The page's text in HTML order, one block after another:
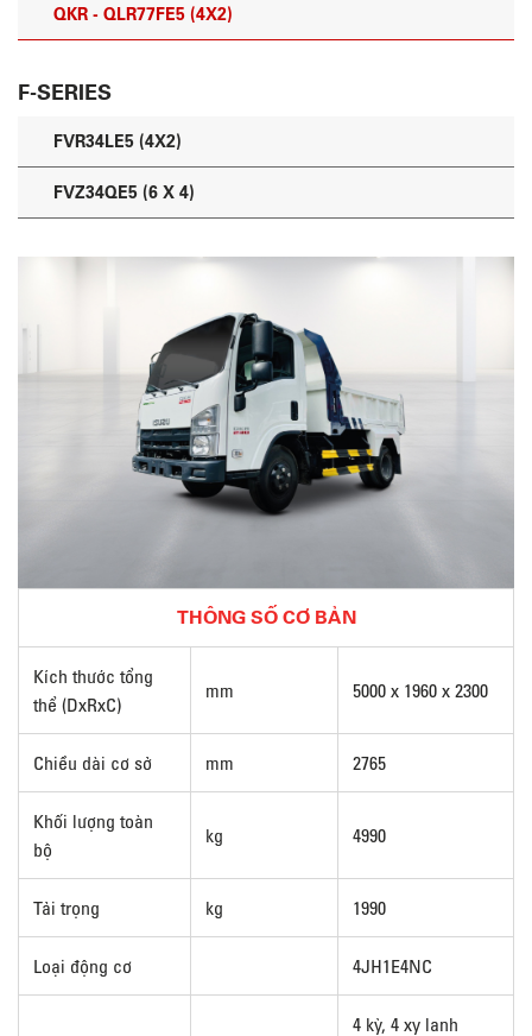
THÔNG SỐ CƠ BẢN
Kích thước tổng
thể (DxRxC)
mm 5000 x 1960 x 2300
Chiều dài cơ sở mm 2765
Khối lượng toàn
bộ
kg 4990
Tải trọng kg 1990
Loại động cơ 4JH1E4NC
4 kỳ, 4 xy lanh
QKR - QLR77FE5 (4X2)
F-SERIES
FVR34LE5 (4X2)
FVZ34QE5 (6 X 4)